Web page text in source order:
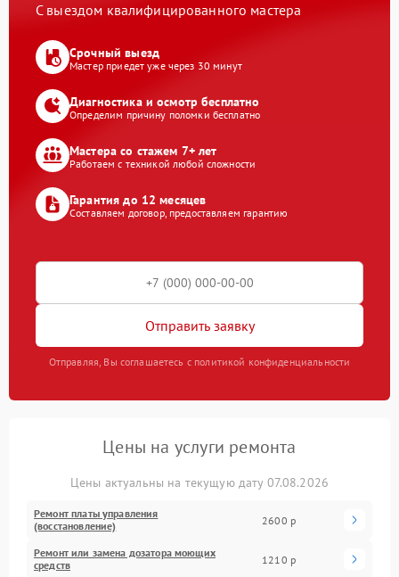
С выездом квалифицированного мастера
Срочный выезд
Мастер приедет уже через 30 минут
Диагностика и осмотр бесплатно
Определим причину поломки бесплатно
Мастера со стажем 7+ лет
Работаем с техникой любой сложности
Гарантия до 12 месяцев
Составляем договор, предоставляем гарантию
Отправить заявку
Отправляя, Вы соглашаетесь с политикой конфиденциальности
Цены на услуги ремонта
Цены актуальны на текущую дату 07.08.2026
Ремонт платы управления
(восстановление)
2600 р
Ремонт или замена дозатора моющих
средств
1210 р